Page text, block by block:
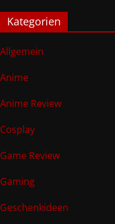
Kategorien
Allgemein
Anime
Anime Review
Cosplay
Game Review
Gaming
Geschenkideen